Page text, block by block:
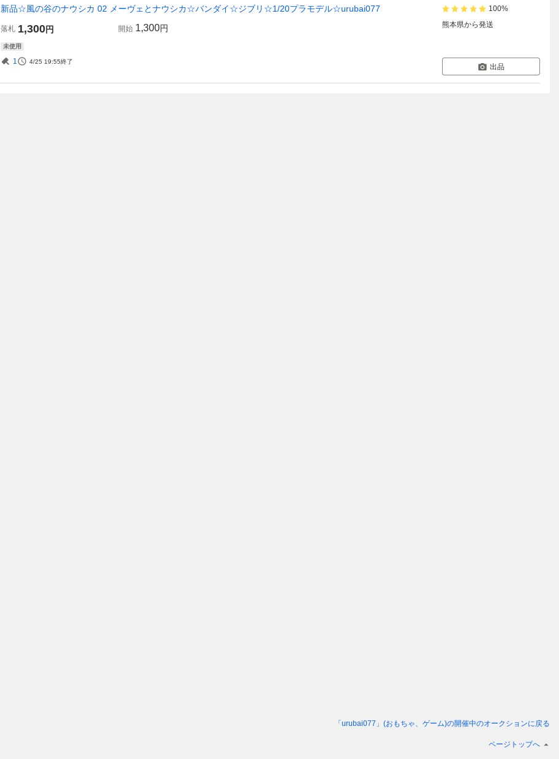
新品☆風の谷のナウシカ 02 メーヴェとナウシカ☆バンダイ☆ジブリ☆1/20プラモデル☆urubai077
落札 1,300円 開始 1,300円
未使用
1 4/25 19:55終了
100%
熊本県から発送
出品
「urubai077」(おもちゃ、ゲーム)の開催中のオークションに戻る
ページトップへ